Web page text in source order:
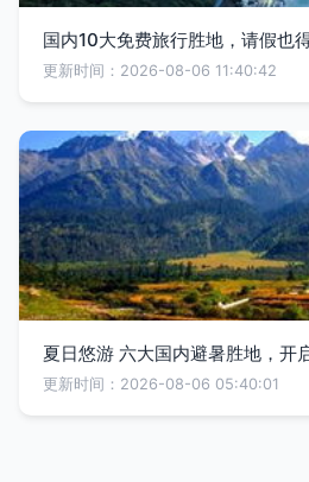
国内10大免费旅行胜地，请假也
更新时间：2026-08-06 11:40:42
夏日悠游 六大国内避暑胜地，开
更新时间：2026-08-06 05:40:01